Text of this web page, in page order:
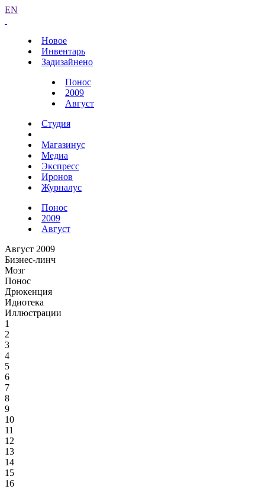
EN
Новое
Инвентарь
Задизайнено
Понос
2009
Август
Студия
Магазинус
Медиа
Экспресс
Иронов
Журналус
Понос
2009
Август
Август 2009
Бизнес-линч
Мозг
Понос
Дрюкенция
Идиотека
Иллюстрации
1
2
3
4
5
6
7
8
9
10
11
12
13
14
15
16